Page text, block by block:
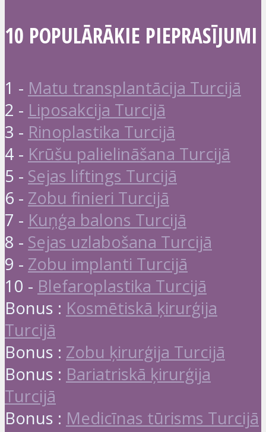
10 POPULĀRĀKIE PIEPRASĪJUMI
1 - Matu transplantācija Turcijā
2 - Liposakcija Turcijā
3 - Rinoplastika Turcijā
4 - Krūšu palielināšana Turcijā
5 - Sejas liftings Turcijā
6 - Zobu finieri Turcijā
7 - Kuņģa balons Turcijā
8 - Sejas uzlabošana Turcijā
9 - Zobu implanti Turcijā
10 - Blefaroplastika Turcijā
Bonus : Kosmētiskā ķirurģija
Turcijā
Bonus : Zobu ķirurģija Turcijā
Bonus : Bariatriskā ķirurģija
Turcijā
Bonus : Medicīnas tūrisms Turcijā